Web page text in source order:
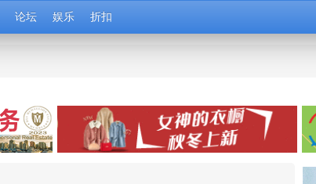
论坛 娱乐 折扣